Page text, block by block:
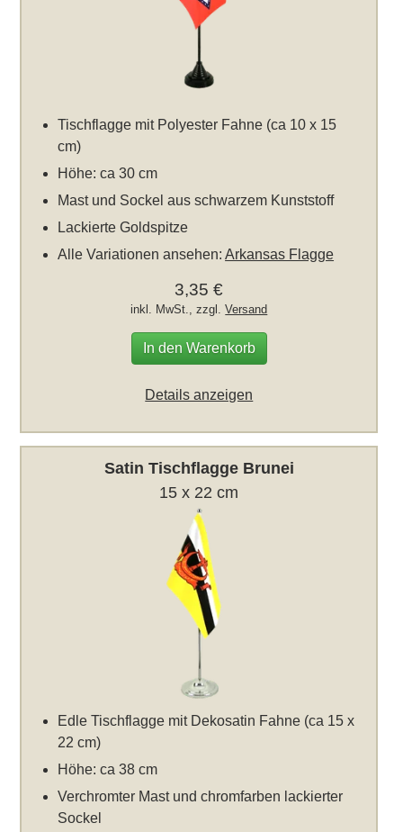
Tischflagge mit Polyester Fahne (ca 10 x 15
cm)
Höhe: ca 30 cm
Mast und Sockel aus schwarzem Kunststoff
Lackierte Goldspitze
Alle Variationen ansehen:Arkansas Flagge
3,35 €
inkl. MwSt., zzgl.Versand
In den Warenkorb
Details anzeigen
Satin Tischflagge Brunei
15 x 22 cm
Edle Tischflagge mit Dekosatin Fahne (ca 15 x
22 cm)
Höhe: ca 38 cm
Verchromter Mast und chromfarben lackierter
Sockel